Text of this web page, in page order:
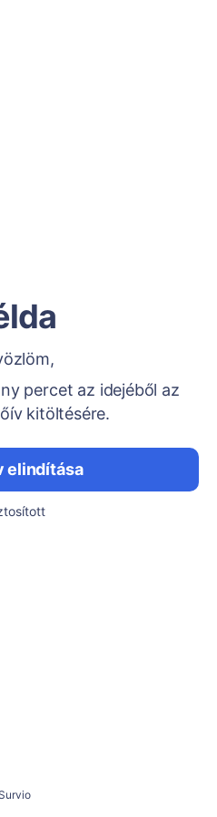
percet az idejéből az
kitöltésére.
elindítása